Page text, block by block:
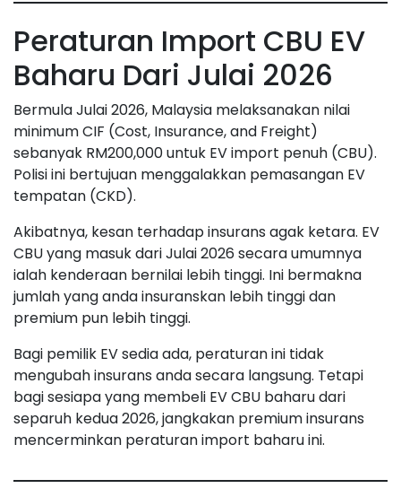
Peraturan Import CBU EV
Baharu Dari Julai 2026
Bermula Julai 2026, Malaysia melaksanakan nilai
minimum CIF (Cost, Insurance, and Freight)
sebanyak RM200,000 untuk EV import penuh (CBU).
Polisi ini bertujuan menggalakkan pemasangan EV
tempatan (CKD).
Akibatnya, kesan terhadap insurans agak ketara. EV
CBU yang masuk dari Julai 2026 secara umumnya
ialah kenderaan bernilai lebih tinggi. Ini bermakna
jumlah yang anda insuranskan lebih tinggi dan
premium pun lebih tinggi.
Bagi pemilik EV sedia ada, peraturan ini tidak
mengubah insurans anda secara langsung. Tetapi
bagi sesiapa yang membeli EV CBU baharu dari
separuh kedua 2026, jangkakan premium insurans
mencerminkan peraturan import baharu ini.